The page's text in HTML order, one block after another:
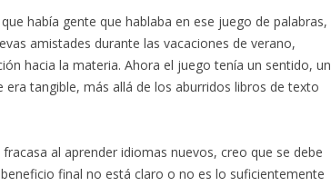
había gente que hablaba en ese juego de palabras,
amistades durante las vacaciones de verano,
hacia la materia. Ahora el juego tenía un sentido, un
tangible, más allá de los aburridos libros de texto
al aprender idiomas nuevos, creo que se debe
final no está claro o no es lo suficientemente